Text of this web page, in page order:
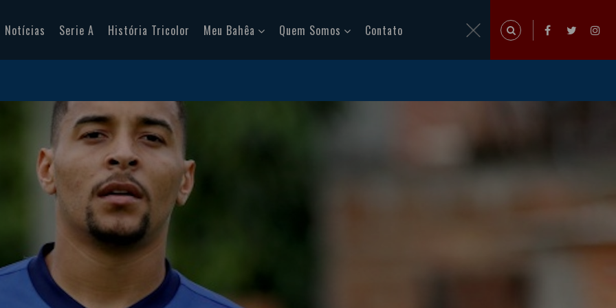
Notícias Serie A História Tricolor Meu Bahêa Quem Somos Contato